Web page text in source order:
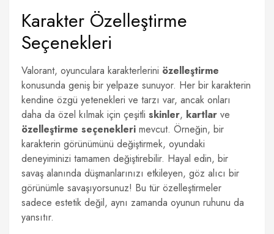
Karakter Özelleştirme
Seçenekleri
Valorant, oyunculara karakterlerini özelleştirme
konusunda geniş bir yelpaze sunuyor. Her bir karakterin
kendine özgü yetenekleri ve tarzı var, ancak onları
daha da özel kılmak için çeşitli skinler, kartlar ve
özelleştirme seçenekleri mevcut. Örneğin, bir
karakterin görünümünü değiştirmek, oyundaki
deneyiminizi tamamen değiştirebilir. Hayal edin, bir
savaş alanında düşmanlarınızı etkileyen, göz alıcı bir
görünümle savaşıyorsunuz! Bu tür özelleştirmeler
sadece estetik değil, aynı zamanda oyunun ruhunu da
yansıtır.